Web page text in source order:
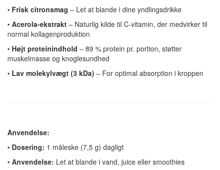
• Frisk citronsmag – Let at blande i dine yndlingsdrikke
• Acerola-ekstrakt – Naturlig kilde til C-vitamin, der medvirker til
normal kollagenproduktion
• Højt proteinindhold – 89 % protein pr. portion, støtter
muskelmasse og knoglesundhed
• Lav molekylvægt (3 kDa) – For optimal absorption i kroppen
Anvendelse:
• Dosering: 1 måleske (7,5 g) dagligt
• Anvendelse: Let at blande i vand, juice eller smoothies